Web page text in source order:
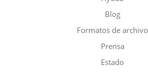
Blog
Formatos de archivo
Prensa
Estado